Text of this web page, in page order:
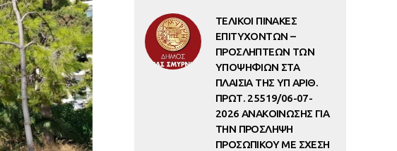
ΤΕΛΙΚΟΙ ΠΙΝΑΚΕΣ
ΕΠΙΤΥΧΟΝΤΩΝ –
ΠΡΟΣΛΗΠΤΕΩΝ ΤΩΝ
ΥΠΟΨΗΦΙΩΝ ΣΤΑ
ΠΛΑΙΣΙΑ ΤΗΣ ΥΠ ΑΡΙΘ.
ΠΡΩΤ. 25519/06-07-
2026 ΑΝΑΚΟΙΝΩΣΗΣ ΓΙΑ
ΤΗΝ ΠΡΟΣΛΗΨΗ
ΠΡΟΣΩΠΙΚΟΥ ΜΕ ΣΧΕΣΗ